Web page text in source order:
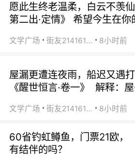
愿此生终老温柔，白云不羡
第二出·定情》 希望今生在你
文学广场 街友21416156 8小时前
屋漏更遭连夜雨，船迟又遇
《醒世恒言·卷一》 解释：
文学广场 街友21416156 8小时前
60省钓虹鳟鱼，门票21欧，
有结伴的吗？